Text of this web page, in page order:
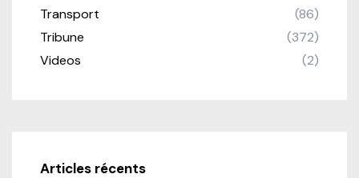
Transport
(86)
Tribune
(372)
Videos
(2)
Articles récents